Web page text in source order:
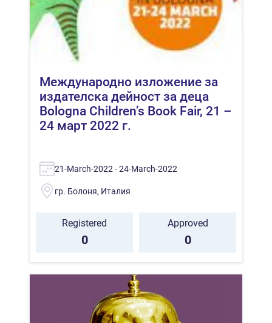
Международно изложение за
издателска дейност за деца
Bologna Children’s Book Fair, 21 –
24 март 2022 г.
21-March-2022 - 24-March-2022
гр. Болоня, Италия
Registered
0
Approved
0